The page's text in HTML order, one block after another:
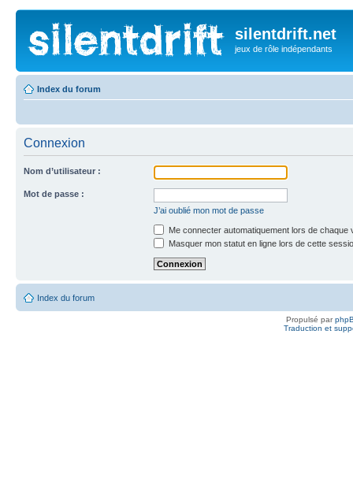
silentdrift.net
jeux de rôle indépendants
Index du forum
Connexion
Nom d’utilisateur :
Mot de passe :
J’ai oublié mon mot de passe
Me connecter automatiquement lors de chaque
Masquer mon statut en ligne lors de cette
Index du forum
Propulsé par
Traduction et